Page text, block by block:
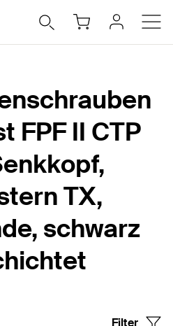
FPF II CTP
TX,
schwarz
Filter